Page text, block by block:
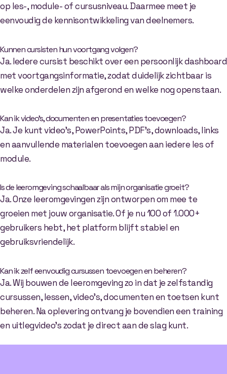
op les-, module- of cursusniveau. Daarmee meet je
eenvoudig de kennisontwikkeling van deelnemers.
Kunnen cursisten hun voortgang volgen?
Ja. Iedere cursist beschikt over een persoonlijk dashboard
met voortgangsinformatie, zodat duidelijk zichtbaar is
welke onderdelen zijn afgerond en welke nog openstaan.
Kan ik video’s, documenten en presentaties toevoegen?
Ja. Je kunt video’s, PowerPoints, PDF’s, downloads, links
en aanvullende materialen toevoegen aan iedere les of
module.
Is de leeromgeving schaalbaar als mijn organisatie groeit?
Ja. Onze leeromgevingen zijn ontworpen om mee te
groeien met jouw organisatie. Of je nu 100 of 1.000+
gebruikers hebt, het platform blijft stabiel en
gebruiksvriendelijk.
Kan ik zelf eenvoudig cursussen toevoegen en beheren?
Ja. Wij bouwen de leeromgeving zo in dat je zelfstandig
cursussen, lessen, video’s, documenten en toetsen kunt
beheren. Na oplevering ontvang je bovendien een training
en uitlegvideo’s zodat je direct aan de slag kunt.